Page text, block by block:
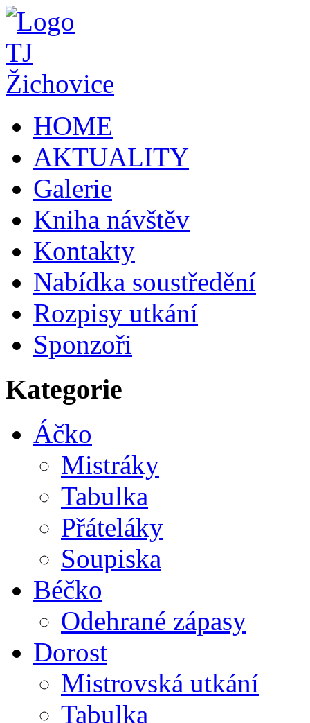
HOME
AKTUALITY
Galerie
Kniha návštěv
Kontakty
Nabídka soustředění
Rozpisy utkání
Sponzoři
Kategorie
Áčko
Mistráky
Tabulka
Přáteláky
Soupiska
Béčko
Odehrané zápasy
Dorost
Mistrovská utkání
Tabulka